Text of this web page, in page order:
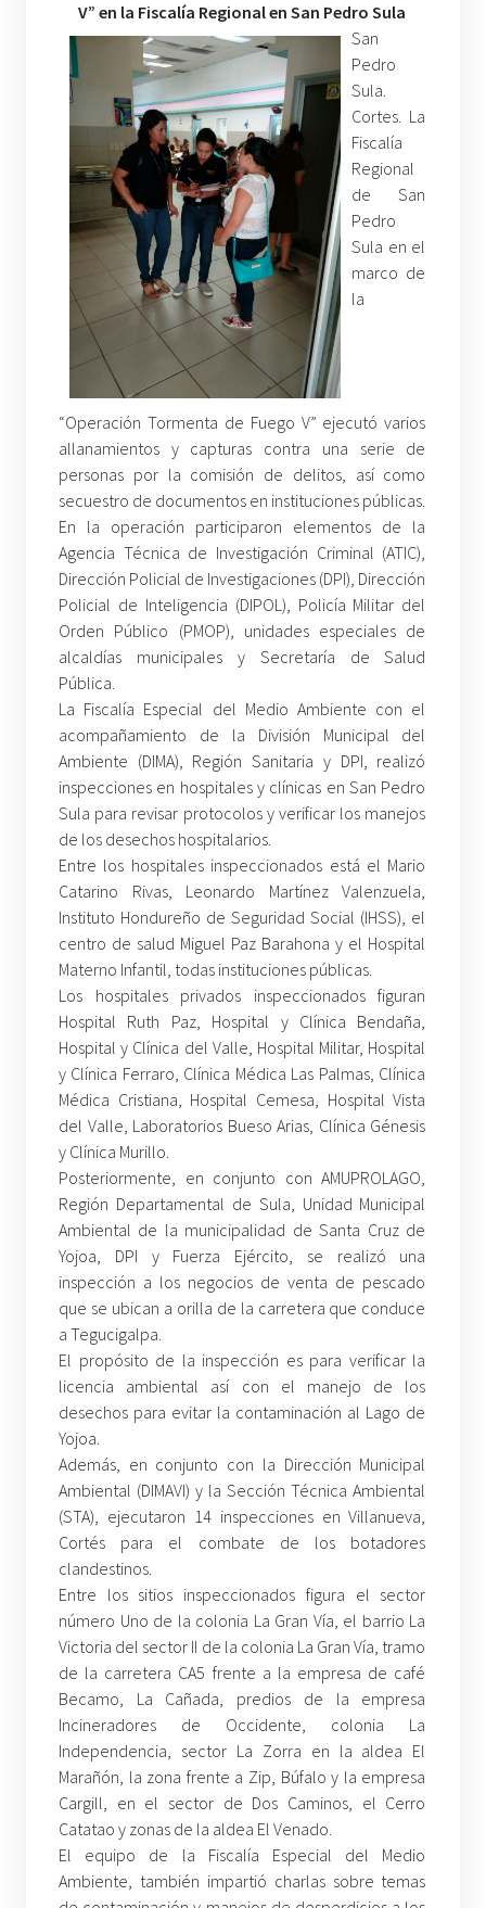
V” en la Fiscalía Regional en San Pedro Sula
San
Pedro
Sula.
Cortes. La
Fiscalía
Regional
de San
Pedro
Sula en el
marco de
la
“Operación Tormenta de Fuego V” ejecutó varios
allanamientos y capturas contra una serie de
personas por la comisión de delitos, así como
secuestro de documentos en instituciones públicas.
En la operación participaron elementos de la
Agencia Técnica de Investigación Criminal (ATIC),
Dirección Policial de Investigaciones (DPI), Dirección
Policial de Inteligencia (DIPOL), Policía Militar del
Orden Público (PMOP), unidades especiales de
alcaldías municipales y Secretaría de Salud
Pública.
La Fiscalía Especial del Medio Ambiente con el
acompañamiento de la División Municipal del
Ambiente (DIMA), Región Sanitaria y DPI, realizó
inspecciones en hospitales y clínicas en San Pedro
Sula para revisar protocolos y verificar los manejos
de los desechos hospitalarios.
Entre los hospitales inspeccionados está el Mario
Catarino Rivas, Leonardo Martínez Valenzuela,
Instituto Hondureño de Seguridad Social (IHSS), el
centro de salud Miguel Paz Barahona y el Hospital
Materno Infantil, todas instituciones públicas.
Los hospitales privados inspeccionados figuran
Hospital Ruth Paz, Hospital y Clínica Bendaña,
Hospital y Clínica del Valle, Hospital Militar, Hospital
y Clínica Ferraro, Clínica Médica Las Palmas, Clínica
Médica Cristiana, Hospital Cemesa, Hospital Vista
del Valle, Laboratorios Bueso Arias, Clínica Génesis
y Clínica Murillo.
Posteriormente, en conjunto con AMUPROLAGO,
Región Departamental de Sula, Unidad Municipal
Ambiental de la municipalidad de Santa Cruz de
Yojoa, DPI y Fuerza Ejército, se realizó una
inspección a los negocios de venta de pescado
que se ubican a orilla de la carretera que conduce
a Tegucigalpa.
El propósito de la inspección es para verificar la
licencia ambiental así con el manejo de los
desechos para evitar la contaminación al Lago de
Yojoa.
Además, en conjunto con la Dirección Municipal
Ambiental (DIMAVI) y la Sección Técnica Ambiental
(STA), ejecutaron 14 inspecciones en Villanueva,
Cortés para el combate de los botadores
clandestinos.
Entre los sitios inspeccionados figura el sector
número Uno de la colonia La Gran Vía, el barrio La
Victoria del sector II de la colonia La Gran Vía, tramo
de la carretera CA5 frente a la empresa de café
Becamo, La Cañada, predios de la empresa
Incineradores de Occidente, colonia La
Independencia, sector La Zorra en la aldea El
Marañón, la zona frente a Zip, Búfalo y la empresa
Cargill, en el sector de Dos Caminos, el Cerro
Catatao y zonas de la aldea El Venado.
El equipo de la Fiscalía Especial del Medio
Ambiente, también impartió charlas sobre temas